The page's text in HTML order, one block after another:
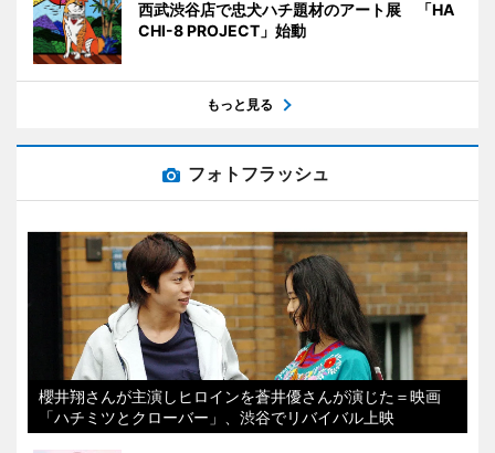
西武渋谷店で忠犬ハチ題材のアート展 「HA
CHI-8 PROJECT」始動
もっと見る
フォトフラッシュ
櫻井翔さんが主演しヒロインを蒼井優さんが演じた＝映画
「ハチミツとクローバー」、渋谷でリバイバル上映